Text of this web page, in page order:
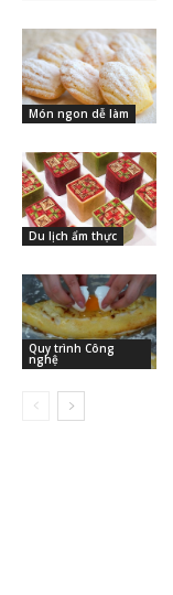
Món ngon dễ làm
Du lịch ẩm thực
Quy trình Công
nghệ